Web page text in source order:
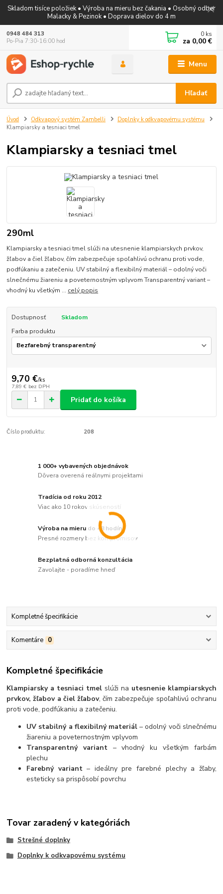
Skladom tisíce položiek • Výroba na mieru bez čakania • Osobný odber
Malacky & Pezinok • Doprava dielov do 4 m
Menu
Hľadať
0948 484 313
Po-Pia 7:30-16:00 hod
0 ks
za 0,00 €
Úvod Odkvapový systém Zambelli
Doplnky k odkvapovému systému
Klampiarsky a tesniaci tmel
Klampiarsky a tesniaci tmel
290ml
Klampiarsky a tesniaci tmel slúži na utesnenie klampiarskych prvkov,
žľabov a čiel žľabov, čím zabezpečuje spoľahlivú ochranu proti vode,
podfúkaniu a zatečeniu. UV stabilný a flexibilný materiál – odolný voči
slnečnému žiareniu a poveternostným vplyvom Transparentný variant –
vhodný ku všetkým ... celý popis
Dostupnosť
Skladom
Farba produktu
9,70 €/ks
7,89 € bez DPH
Pridať do košíka
Číslo produktu: 208
1 000+ vybavených objednávok
Dôvera overená reálnymi projektami
Tradícia od roku 2012
Viac ako 10 rokov skúseností
Výroba na mieru do 48 hodín
Presné rozmery bez kompromisov
Bezplatná odborná konzultácia
Zavolajte - poradíme hneď
Kompletné špecifikácie
Komentáre 0
Kompletné špecifikácie
Klampiarsky a tesniaci tmel slúži na utesnenie klampiarskych
prvkov, žľabov a čiel žľabov, čím zabezpečuje spoľahlivú ochranu
proti vode, podfúkaniu a zatečeniu.
UV stabilný a flexibilný materiál– odolný voči slnečnému
žiareniu a poveternostným vplyvom
Transparentný variant– vhodný ku všetkým farbám
plechu
Farebný variant– ideálny pre farebné plechy a žľaby,
esteticky sa prispôsobí povrchu
Tovar zaradený v kategóriách
Strešné doplnky
Doplnky k odkvapovému systému